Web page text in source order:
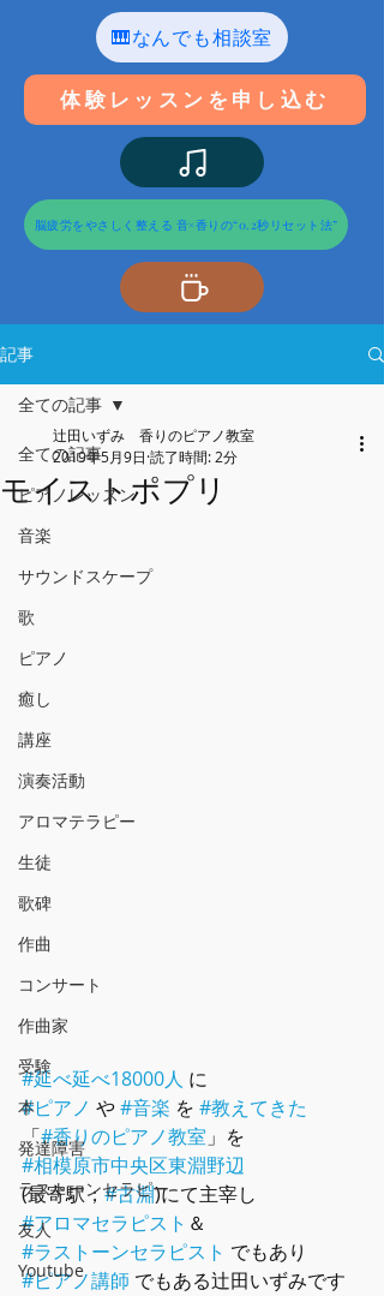
🎹なんでも相談室
体験レッスンを申し込む
脳疲労をやさしく整える 音×香りの“0.2秒リセット法”
記事
全ての記事
ピアノレッスン
音楽
サウンドスケープ
歌
ピアノ
癒し
講座
演奏活動
アロマテラピー
生徒
歌碑
作曲
コンサート
作曲家
受験
本
発達障害
ラストーンセラピー
友人
Youtube
全ての記事
モイストポプリ
辻田いずみ 香りのピアノ教室
2019年5月9日 読了時間: 2分
#延べ延べ18000人 に
#ピアノ や #音楽 を #教えてきた
「#香りのピアノ教室」を
#相模原市中央区東淵野辺
(最寄駅；#古淵)にて主宰し
#アロマセラピスト ＆
#ラストーンセラピスト でもあり
#ピアノ講師 でもある辻󠄀田いずみです